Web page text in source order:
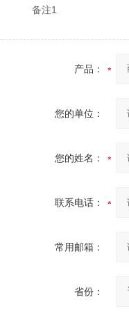
备注1
产品：
您的单位：
您的姓名：
联系电话：
常用邮箱：
省份：